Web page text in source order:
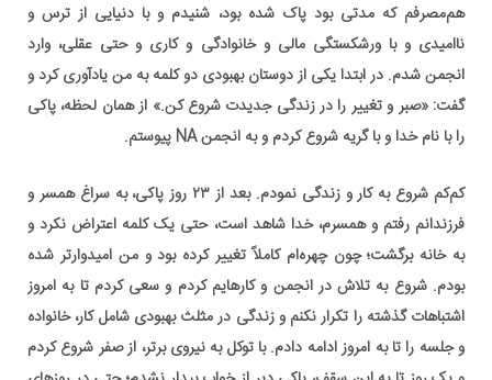
هم‌مصرفم که مدتی بود پاک شده بود، شنیدم و با دنیایی از ترس و
ناامیدی و با ورشکستگی مالی و خانوادگی و کاری و حتی عقلی، وارد
انجمن شدم. در ابتدا یکی از دوستان بهبودی دو کلمه به من یادآوری کرد و
گفت: «صبر و تغییر را در زندگی جدیدت شروع کن.» از همان لحظه، پاکی
را با نام خدا و با گریه شروع کردم و به انجمن NA پیوستم.
کم‌کم شروع به کار و زندگی نمودم. بعد از ۲۳ روز پاکی، به سراغ همسر و
فرزندانم رفتم و همسرم، خدا شاهد است، حتی یک کلمه اعتراض نکرد و
به خانه برگشت؛ چون چهره‌ام کاملاً تغییر کرده بود و من امیدوارتر شده
بودم. شروع به تلاش در انجمن و کارهایم کردم و سعی کردم تا به امروز
اشتباهات گذشته را تکرار نکنم و زندگی در مثلث بهبودی شامل کار، خانواده
و جلسه را تا به امروز ادامه دادم. با توکل به نیروی برتر، از صفر شروع کردم